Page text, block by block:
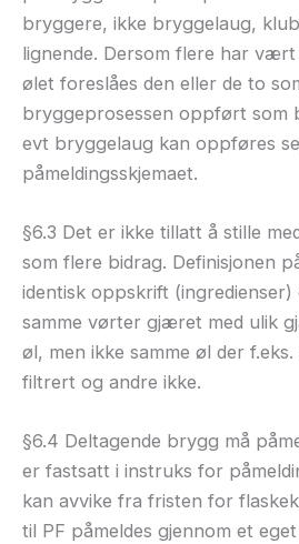
bryggere, ikke bryggelaug,
lignende. Dersom flere har
ølet foreslåes den eller de to
bryggeprosessen oppført som
evt bryggelaug kan oppføres
påmeldingsskjemaet.
§6.3 Det er ikke tillatt å stille
som flere bidrag. Definisjonen
identisk oppskrift (ingredienser)
samme vørter gjæret med ulik
øl, men ikke samme øl der
filtrert og andre ikke.
§6.4 Deltagende brygg må
er fastsatt i instruks for
kan avvike fra fristen for
til PF påmeldes gjennom et